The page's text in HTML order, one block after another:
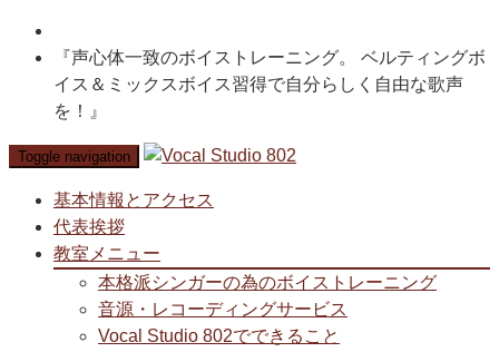
『声心体一致のボイストレーニング。 ベルティングボ
イス＆ミックスボイス習得で自分らしく自由な歌声
を！』
Toggle navigation
基本情報とアクセス
代表挨拶
教室メニュー
本格派シンガーの為のボイストレーニング
音源・レコーディングサービス
Vocal Studio 802でできること